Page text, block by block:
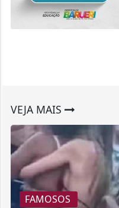
VEJA MAIS
FAMOSOS